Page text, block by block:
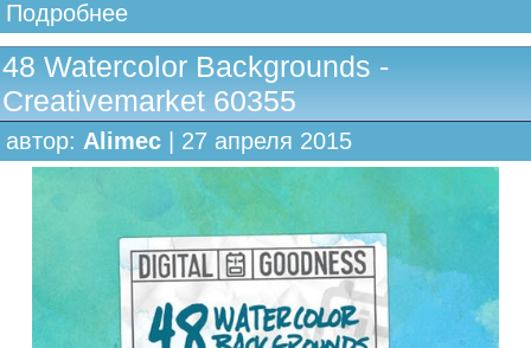
Подробнее
48 Watercolor Backgrounds -
Creativemarket 60355
автор: Alimec | 27 апреля 2015